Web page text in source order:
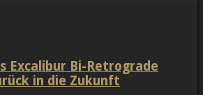
Excalibur Bi-Retrograde
in die Zukunft